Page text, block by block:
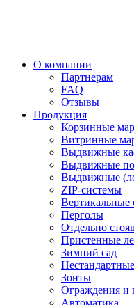
О компании
Партнерам
FAQ
Отзывы
Продукция
Корзинные
Витринные
Выдвижные
Выдвижные
Выдвижные
ZIP-системы
Вертикальные
Перголы
Отдельно
Пристенные
Зимний сад
Зонты
Ограждения и
Автоматика